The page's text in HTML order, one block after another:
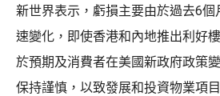
新世界表示，虧損主要由於過去6
速變化，即使香港和內地推出利好
於預期及消費者在美國新政府政策
保持謹慎，以致發展和投資物業項